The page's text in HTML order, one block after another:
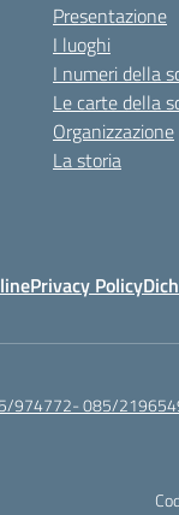
Presentazione
I luoghi
I numeri della
Le carte della
Organizzazione
La storia
Privacy Policy
974772- 085/